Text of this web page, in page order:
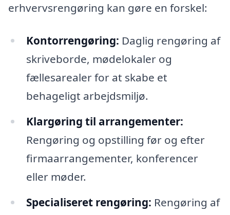
erhvervsrengøring kan gøre en forskel:
Kontorrengøring: Daglig rengøring af
skriveborde, mødelokaler og
fællesarealer for at skabe et
behageligt arbejdsmiljø.
Klargøring til arrangementer:
Rengøring og opstilling før og efter
firmaarrangementer, konferencer
eller møder.
Specialiseret rengøring: Rengøring af